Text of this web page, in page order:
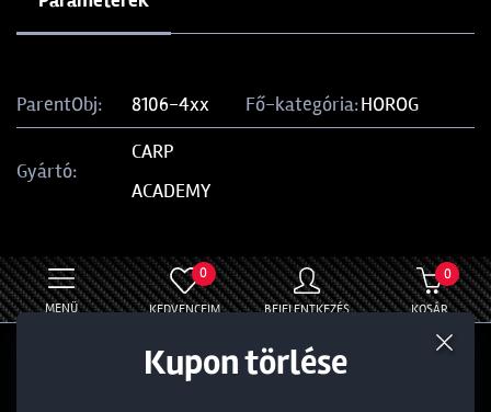
ParentObj: 8106-4xx Fő-kategória:HOROG
Gyártó:
CARP
ACADEMY
MENÜ
0
KEDVENCEIM BEJELENTKEZÉS
0
KOSÁR
Információ
Termék törlése a kosárból
Kedvezmény törlése
Kupon törlése